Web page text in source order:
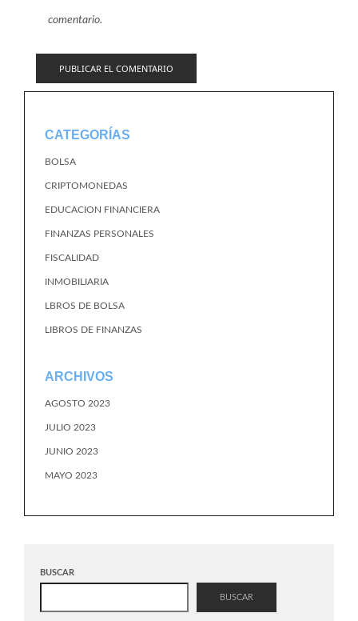
comentario.
CATEGORÍAS
BOLSA
CRIPTOMONEDAS
EDUCACION FINANCIERA
FINANZAS PERSONALES
FISCALIDAD
INMOBILIARIA
LBROS DE BOLSA
LIBROS DE FINANZAS
ARCHIVOS
AGOSTO 2023
JULIO 2023
JUNIO 2023
MAYO 2023
BUSCAR
BUSCAR